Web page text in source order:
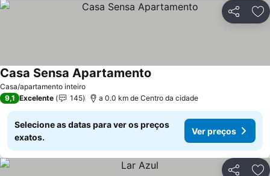
Partilhar
Casa/apartamento inteiro
Casa Sensa Apartamento
9,1 Excelente 145 a 0.0 km de Centro da cidade
Selecione as datas para ver os preços
exatos.
Ver preços